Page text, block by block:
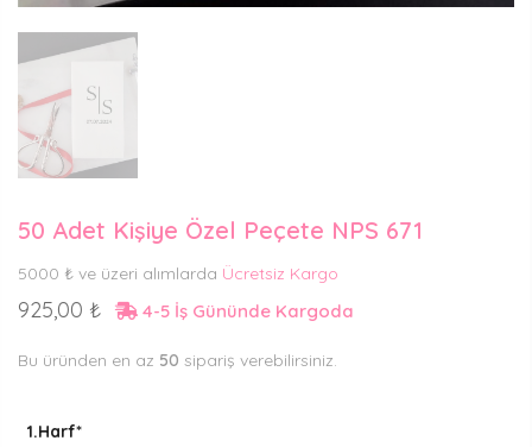
50 Adet Kişiye Özel Peçete NPS 671
5000 ₺ ve üzeri alımlarda Ücretsiz Kargo
925,00 ₺ 4-5 İş Gününde Kargoda
Bu üründen en az 50 sipariş verebilirsiniz.
1.Harf*